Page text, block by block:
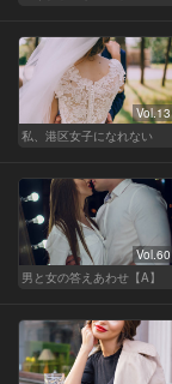
Vol.13
私、港区女子になれない
Vol.60
男と女の答えあわせ【A】